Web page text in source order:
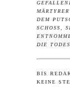
DEM
SCHOSS,
DIE
BIS
KEINE